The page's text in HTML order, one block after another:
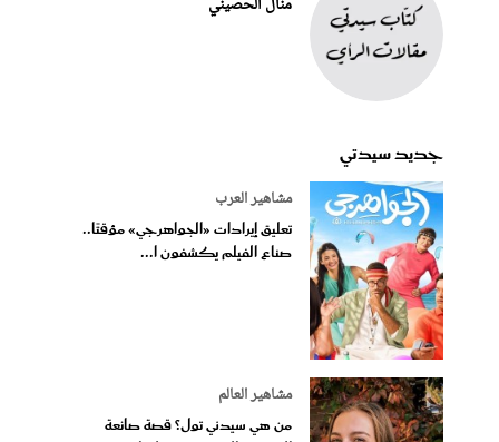
منال الحصيني
جديد سيدتي
مشاهير العرب
تعليق إيرادات «الجواهرجي» مؤقتًا..
صناع الفيلم يكشفون ا...
مشاهير العالم
من هي سيدني تول؟ قصة صانعة